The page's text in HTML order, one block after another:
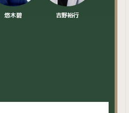
悠木碧 吉野裕行